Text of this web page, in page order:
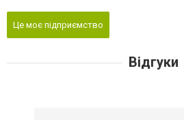
Це моє підприємство
Відгуки